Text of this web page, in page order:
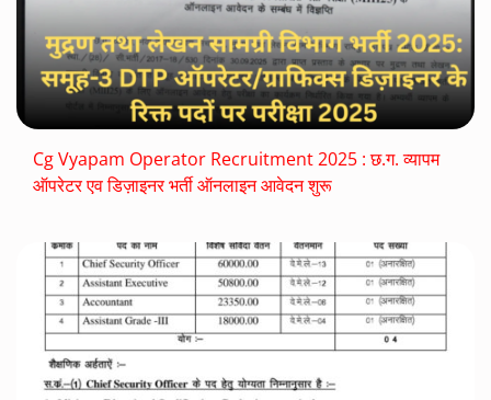
Cg Vyapam Operator Recruitment 2025 : छ.ग. व्यापम
ऑपरेटर एव डिज़ाइनर भर्ती ऑनलाइन आवेदन शुरू